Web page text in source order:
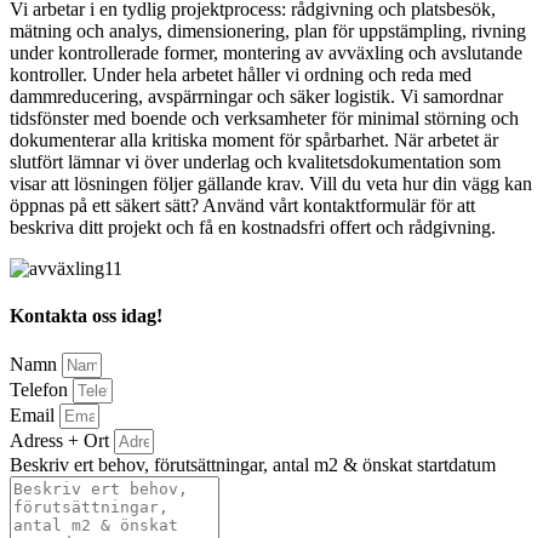
Vi arbetar i en tydlig projektprocess: rådgivning och platsbesök,
mätning och analys, dimensionering, plan för uppstämpling, rivning
under kontrollerade former, montering av avväxling och avslutande
kontroller. Under hela arbetet håller vi ordning och reda med
dammreducering, avspärrningar och säker logistik. Vi samordnar
tidsfönster med boende och verksamheter för minimal störning och
dokumenterar alla kritiska moment för spårbarhet. När arbetet är
slutfört lämnar vi över underlag och kvalitetsdokumentation som
visar att lösningen följer gällande krav. Vill du veta hur din vägg kan
öppnas på ett säkert sätt? Använd vårt kontaktformulär för att
beskriva ditt projekt och få en kostnadsfri offert och rådgivning.
Kontakta oss idag!
Namn
Telefon
Email
Adress + Ort
Beskriv ert behov, förutsättningar, antal m2 & önskat startdatum